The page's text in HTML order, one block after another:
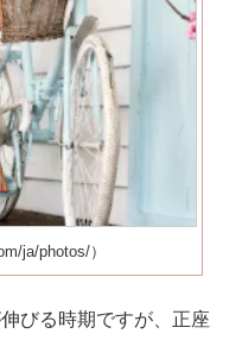
ja/photos/）
びる時期ですが、正座